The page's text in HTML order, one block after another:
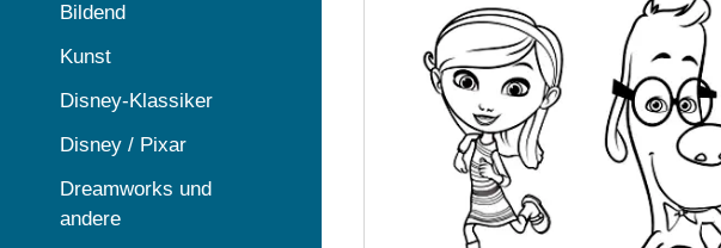
Bildend
Kunst
Disney-Klassiker
Disney / Pixar
Dreamworks und
andere